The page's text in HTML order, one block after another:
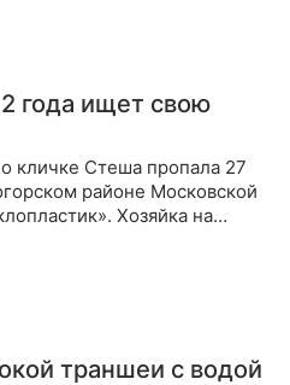
года ищет свою
кличке Стеша пропала 27
районе Московской
Хозяйка на
траншеи с водой